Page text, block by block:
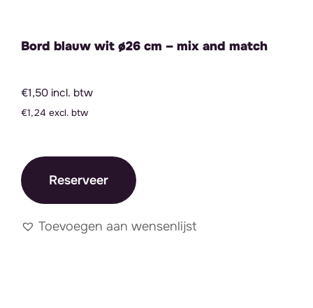
Bord blauw wit ø26 cm – mix and match
€1,50 incl. btw
€1,24 excl. btw
Reserveer
Toevoegen aan wensenlijst